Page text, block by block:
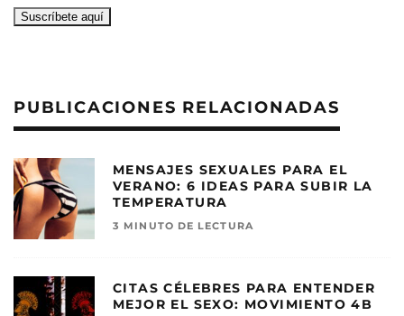
PUBLICACIONES RELACIONADAS
MENSAJES SEXUALES PARA EL
VERANO: 6 IDEAS PARA SUBIR LA
TEMPERATURA
3 MINUTO DE LECTURA
CITAS CÉLEBRES PARA ENTENDER
MEJOR EL SEXO: MOVIMIENTO 4B